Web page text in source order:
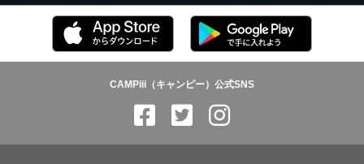
CAMPiii（キャンピー）公式SNS